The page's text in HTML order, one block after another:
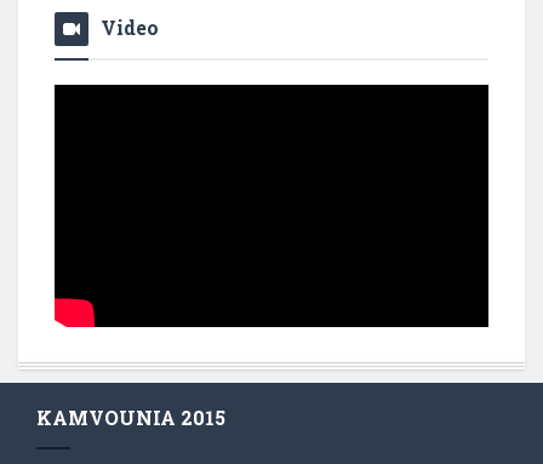
Video
KAMVOUNIA 2015